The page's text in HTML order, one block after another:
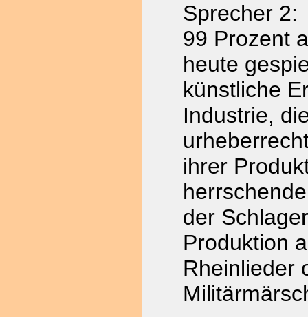
Sprecher 2:
99 Prozent
heute
künstliche
Industrie,
ihrer
der
Produktion
Rheinlieder